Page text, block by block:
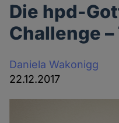
Die hpd-
Challenge –
Daniela Wakonigg
22.12.2017